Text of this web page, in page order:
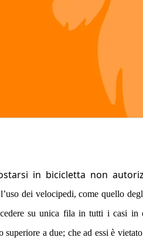
in bicicletta non
dei velocipedi, come quello
su unica fila in tutti i casi in
superiore a due; che ad essi è